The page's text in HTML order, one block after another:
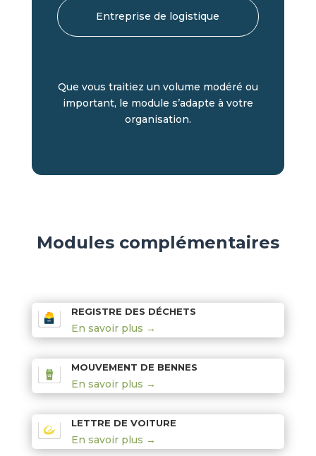
Entreprise de logistique
Que vous traitiez un volume modéré ou
important, le module s’adapte à votre
organisation.
Modules complémentaires
REGISTRE DES DÉCHETS
En savoir plus →
MOUVEMENT DE BENNES
En savoir plus →
LETTRE DE VOITURE
En savoir plus →